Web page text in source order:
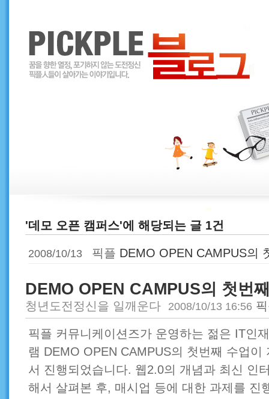
'데모 오픈 캠퍼스'에 해당되는 글 1건
2008/10/13 픽플 DEMO OPEN CAMPUS의
DEMO OPEN CAMPUS의 첫번
청년도전정신을 일깨운다 2008/10/13 16:56
픽플 커뮤니케이션즈가 운영하는 젊은 IT인
램 DEMO OPEN CAMPUS의 첫번째 수업이
서 진행되었습니다. 웹2.0의 개념과 최신 인
해서 살펴본 후, 매시업 등에 대한 과제를 진